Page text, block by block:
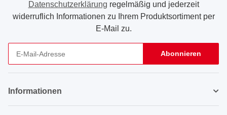
Datenschutzerklärung regelmäßig und jederzeit
widerruflich Informationen zu Ihrem Produktsortiment per
E-Mail zu.
Abonnieren
Informationen